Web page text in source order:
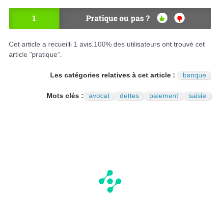
1 Pratique ou pas ?
OU
NO
N
Cet article a recueilli 1 avis. 100% des utilisateurs ont trouvé cet
article "pratique".
Les catégories relatives à cet article : banque
Mots clés : avocat dettes paiement saisie